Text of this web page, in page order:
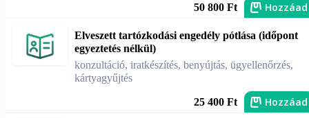
50 800 Ft Hozzáad
Elveszett tartózkodási engedély pótlása (időpont
egyeztetés nélkül)
konzultáció, iratkészítés, benyújtás, ügyellenőrzés,
kártyagyűjtés
25 400 Ft Hozzáad